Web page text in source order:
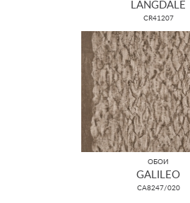
LANGDALE
CR41207
ОБОИ
GALILEO
CA8247/020